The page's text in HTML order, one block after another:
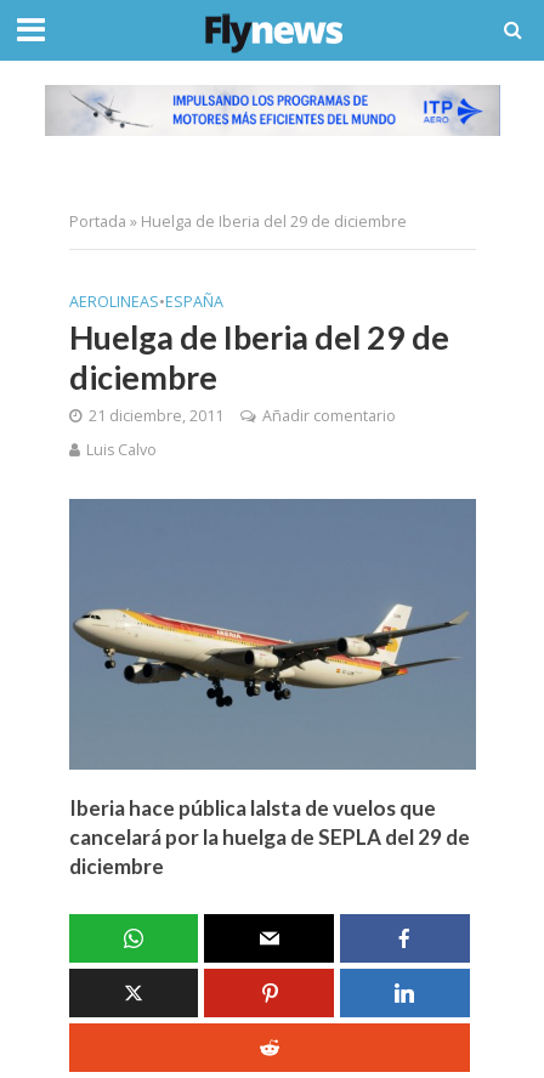
Portada » Huelga de Iberia del 29 de diciembre
AEROLINEAS•ESPAÑA
Huelga de Iberia del 29 de
diciembre
21 diciembre, 2011
Añadir comentario
Luis Calvo
Iberia hace pública lalsta de vuelos que
cancelará por la huelga de SEPLA del 29 de
diciembre